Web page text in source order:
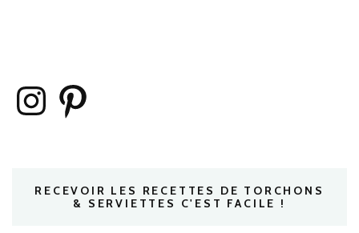
InstagramPinterest
RECEVOIR LES RECETTES DE TORCHONS
& SERVIETTES C'EST FACILE !